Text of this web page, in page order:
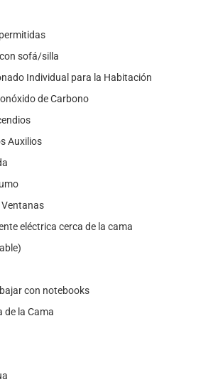
sofá/silla
Individual para la Habitación
de Carbono
Auxilios
eléctrica cerca de la cama
con notebooks
de la Cama